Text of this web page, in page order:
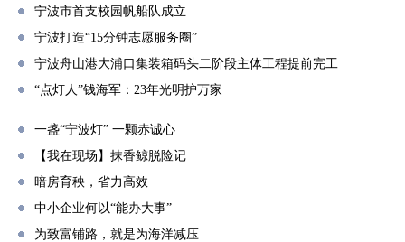
宁波市首支校园帆船队成立
宁波打造“15分钟志愿服务圈”
宁波舟山港大浦口集装箱码头二阶段主体工程提前完工
“点灯人”钱海军：23年光明护万家
一盏“宁波灯” 一颗赤诚心
【我在现场】抹香鲸脱险记
暗房育秧，省力高效
中小企业何以“能办大事”
为致富铺路，就是为海洋减压